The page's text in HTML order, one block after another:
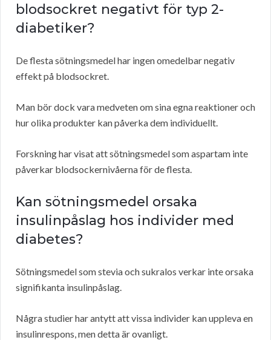
blodsockret negativt för typ 2-
diabetiker?
De flesta sötningsmedel har ingen omedelbar negativ
effekt på blodsockret.
Man bör dock vara medveten om sina egna reaktioner och
hur olika produkter kan påverka dem individuellt.
Forskning har visat att sötningsmedel som aspartam inte
påverkar blodsockernivåerna för de flesta.
Kan sötningsmedel orsaka
insulinpåslag hos individer med
diabetes?
Sötningsmedel som stevia och sukralos verkar inte orsaka
signifikanta insulinpåslag.
Några studier har antytt att vissa individer kan uppleva en
insulinrespons, men detta är ovanligt.